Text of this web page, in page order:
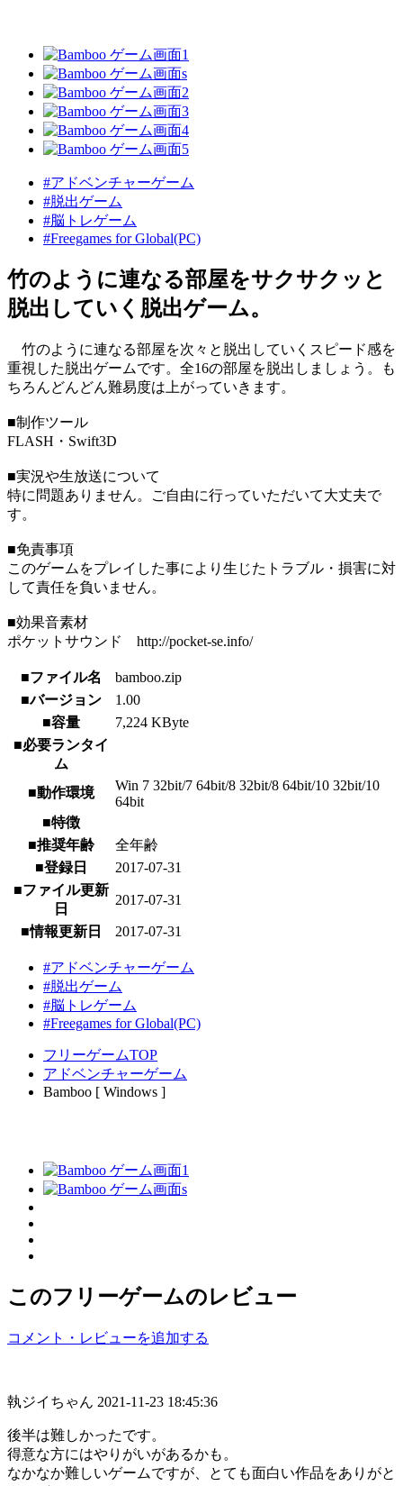
#アドベンチャーゲーム
#脱出ゲーム
#脳トレゲーム
#Freegames for Global(PC)
竹のように連なる部屋をサクサクッと
脱出していく脱出ゲーム。
竹のように連なる部屋を次々と脱出していくスピード感を
重視した脱出ゲームです。全16の部屋を脱出しましょう。も
ちろんどんどん難易度は上がっていきます。
■制作ツール
FLASH・Swift3D
■実況や生放送について
特に問題ありません。ご自由に行っていただいて大丈夫で
す。
■免責事項
このゲームをプレイした事により生じたトラブル・損害に対
して責任を負いません。
■効果音素材
ポケットサウンド http://pocket-se.info/
■ファイル名
bamboo.zip
■バージョン
1.00
■容量
7,224 KByte
■必要ランタイ
ム
■動作環境
Win 7 32bit/7 64bit/8 32bit/8 64bit/10 32bit/10
64bit
■特徴
■推奨年齢
全年齢
■登録日
2017-07-31
■ファイル更新
日
2017-07-31
■情報更新日 2017-07-31
#アドベンチャーゲーム
#脱出ゲーム
#脳トレゲーム
#Freegames for Global(PC)
フリーゲームTOP
アドベンチャーゲーム
Bamboo [ Windows ]
このフリーゲームのレビュー
コメント・レビューを追加する
執ジイちゃん 2021-11-23 18:45:36
後半は難しかったです。
得意な方にはやりがいがあるかも。
なかなか難しいゲームですが、とても面白い作品をありがと